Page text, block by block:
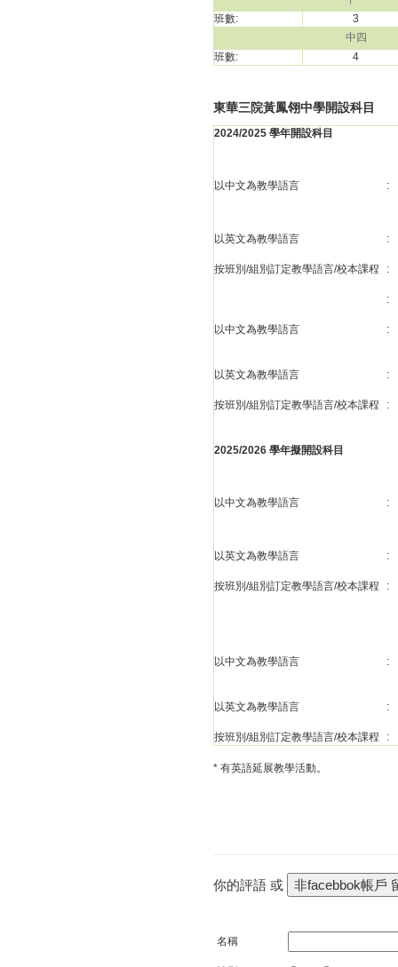
班數:
3
中四
班數:
4
東華三院黃鳳翎中學開設科目
2024/2025 學年開設科目
以中文為教學語言 :
以英文為教學語言 :
按班別/組別訂定教學語言/校本課程 :
:
以中文為教學語言 :
以英文為教學語言 :
按班別/組別訂定教學語言/校本課程 :
2025/2026 學年擬開設科目
以中文為教學語言 :
以英文為教學語言 :
按班別/組別訂定教學語言/校本課程 :
以中文為教學語言 :
以英文為教學語言 :
按班別/組別訂定教學語言/校本課程 :
* 有英語延展教學活動。
你的評語 或
名稱